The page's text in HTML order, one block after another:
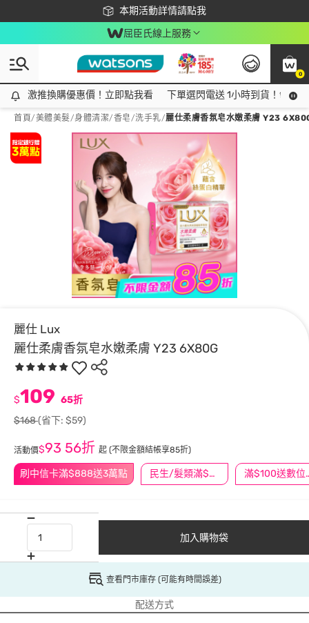
本期活動詳情請點我
下載app最高回饋$350
屈臣氏線上服務
0
激推換購優惠價！立即點我看
激推換購優惠價！立即點我看 下單選閃電送 1小時到貨！領神
首頁/美體美髮/身體清潔/香皂/洗手乳/麗仕柔膚香氛皂水嫩柔膚 Y23
麗仕 Lux
麗仕柔膚香氛皂水嫩柔膚 Y23 6X80G
刷中信卡滿$888送3萬點 民生/髮類滿$388送舒潔冰巾 滿
$109 65折
$168(省下: $59)
活動價$93 56折 起 (不限金額結帳享85折)
加入購物袋
查看門市庫存 (可能有時間誤差)
配送方式